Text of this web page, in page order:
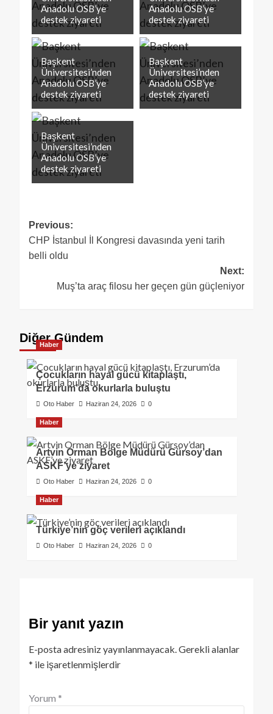
Anadolu OSB’ye
destek ziyareti
Anadolu OSB’ye
destek ziyareti
Başkent
Üniversitesi’nden
Anadolu OSB’ye
destek ziyareti
Başkent
Üniversitesi’nden
Anadolu OSB’ye
destek ziyareti
Başkent
Üniversitesi’nden
Anadolu OSB’ye
destek ziyareti
Previous:
CHP İstanbul İl Kongresi davasında yeni tarih
belli oldu
Next:
Muş’ta araç filosu her geçen gün güçleniyor
Diğer Gündem
Haber
Çocukların hayal gücü kitaplaştı,
Erzurum’da okurlarla buluştu
Oto Haber Haziran 24, 2026 0
Haber
Artvin Orman Bölge Müdürü Gürsoy’dan
ASKF’ye ziyaret
Oto Haber Haziran 24, 2026 0
Haber
Türkiye’nin göç verileri açıklandı
Oto Haber Haziran 24, 2026 0
Bir yanıt yazın
E-posta adresiniz yayınlanmayacak.Gerekli alanlar
* ile işaretlenmişlerdir
Yorum *